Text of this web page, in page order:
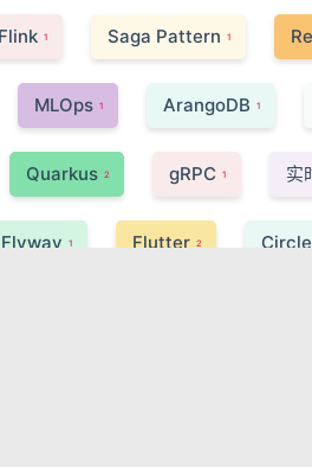
1 Saga Pattern 1
MLOps 1 ArangoDB 1
Quarkus 2 gRPC 1 实
Flyway 1 Flutter 2